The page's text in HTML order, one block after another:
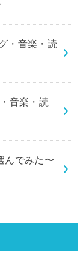
・音楽・読
音楽・読
んでみた〜